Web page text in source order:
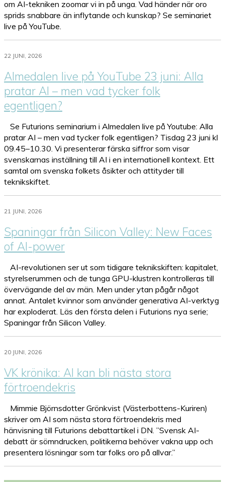
om AI-tekniken zoomar vi in på unga. Vad händer när oro
sprids snabbare än inflytande och kunskap? Se seminariet
live på YouTube.
22 JUNI, 2026
Almedalen live på YouTube 23 juni: Alla
pratar AI – men vad tycker folk
egentligen?
Se Futurions seminarium i Almedalen live på Youtube: Alla
pratar AI – men vad tycker folk egentligen? Tisdag 23 juni kl
09.45–10.30. Vi presenterar färska siffror som visar
svenskarnas inställning till AI i en internationell kontext. Ett
samtal om svenska folkets åsikter och attityder till
teknikskiftet.
21 JUNI, 2026
Spaningar från Silicon Valley: New Faces
of AI-power
AI-revolutionen ser ut som tidigare teknikskiften: kapitalet,
styrelserummen och de tunga GPU-klustren kontrolleras till
övervägande del av män. Men under ytan pågår något
annat. Antalet kvinnor som använder generativa AI-verktyg
har exploderat. Läs den första delen i Futurions nya serie;
Spaningar från Silicon Valley.
20 JUNI, 2026
VK krönika: AI kan bli nästa stora
förtroendekris
Mimmie Björnsdotter Grönkvist (Västerbottens-Kuriren)
skriver om AI som nästa stora förtroendekris med
hänvisning till Futurions debattartikel i DN. ”Svensk AI-
debatt är sömndrucken, politikerna behöver vakna upp och
presentera lösningar som tar folks oro på allvar.”